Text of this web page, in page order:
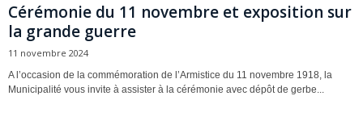
Cérémonie du 11 novembre et exposition sur
la grande guerre
11 novembre 2024
A l’occasion de la commémoration de l’Armistice du 11 novembre 1918, la
Municipalité vous invite à assister à la cérémonie avec dépôt de gerbe...